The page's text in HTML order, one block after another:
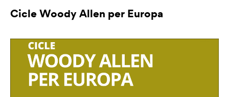
Cicle Woody Allen per Europa